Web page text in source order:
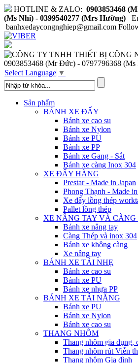
HOTLINE & ZALO: 0903853468
(Ms Nhi) - 0399540277 (Mrs Hường)
banhxedaycongnghiep@gmail.com
0903853468 (Mr Đức) - 0797796368 (Ms
Select Language ▼
Sản phẩm
BÁNH XE ĐẨY
Bánh xe cao su
Bánh xe Nylon
Bánh xe PU
Bánh xe PP
Bánh xe Gang - Sắt
Bánh xe càng Inox 304
XE ĐẨY HÀNG
Prestar - Made in Japan
Phong Thạnh - Made
Xe đẩy lồng thép
Pallet lồng thép
XE NÂNG TAY VÀ
Bánh xe nâng tay
Càng Thép và inox 304
Bánh xe không càng
Xe nâng tay
BÁNH XE TẢI NHẸ
Bánh xe cao su
Bánh xe PU
Bánh xe nhựa PP
BÁNH XE TẢI NẶNG
Bánh xe PU
Bánh xe Nylon
Bánh xe cao su
THANG NHÔM
Thang nhôm gia dụng,
Thang nhôm rút Viễn
Thang nhôm Gia đình